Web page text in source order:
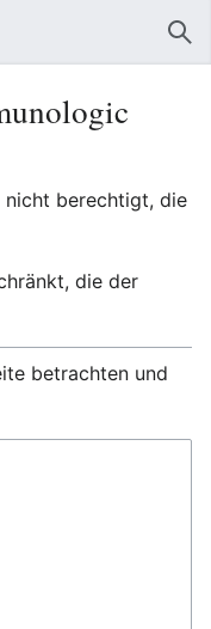
nicht berechtigt, die
die der
betrachten und